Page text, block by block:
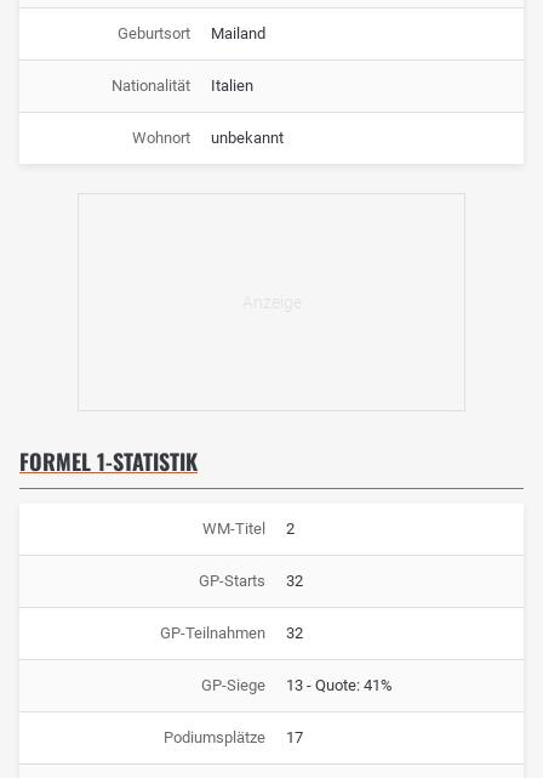
Geburtsort Mailand
Nationalität Italien
Wohnort unbekannt
FORMEL 1-STATISTIK
WM-Titel 2
GP-Starts 32
GP-Teilnahmen 32
GP-Siege 13 - Quote: 41%
Podiumsplätze 17